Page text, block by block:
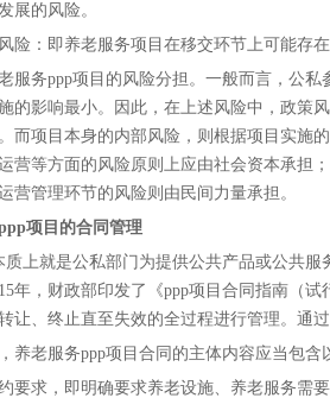
展的风险。
险 ：即养老服务项目在移交环节上可能存
服务ppp项目的风险分担。一般而言，公
的影响最小。因此，在上述风险中，政策
而项目本身的内部风险，则根据项目实施
营等方面的风险原则上应由社会资本承担
营管理环节的风险则由民间力量承担。
项目的合同管理
质上就是公私部门为提供公共产品或公共
年，财政部印发了《ppp项目合同指南（
让、终止直至失效的全过程进行管理。通
养老服务ppp项目合同的主体内容应当包含
要求 ，即明确要求养老设施、养老服务需